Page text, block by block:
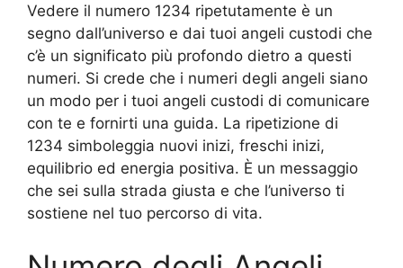
Vedere il numero 1234 ripetutamente è un
segno dall’universo e dai tuoi angeli custodi che
c’è un significato più profondo dietro a questi
numeri. Si crede che i numeri degli angeli siano
un modo per i tuoi angeli custodi di comunicare
con te e fornirti una guida. La ripetizione di
1234 simboleggia nuovi inizi, freschi inizi,
equilibrio ed energia positiva. È un messaggio
che sei sulla strada giusta e che l’universo ti
sostiene nel tuo percorso di vita.